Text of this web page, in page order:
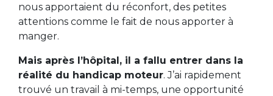
nous apportaient du réconfort, des petites
attentions comme le fait de nous apporter à
manger.
Mais après l’hôpital, il a fallu entrer dans la
réalité du handicap moteur. J’ai rapidement
trouvé un travail à mi-temps, une opportunité